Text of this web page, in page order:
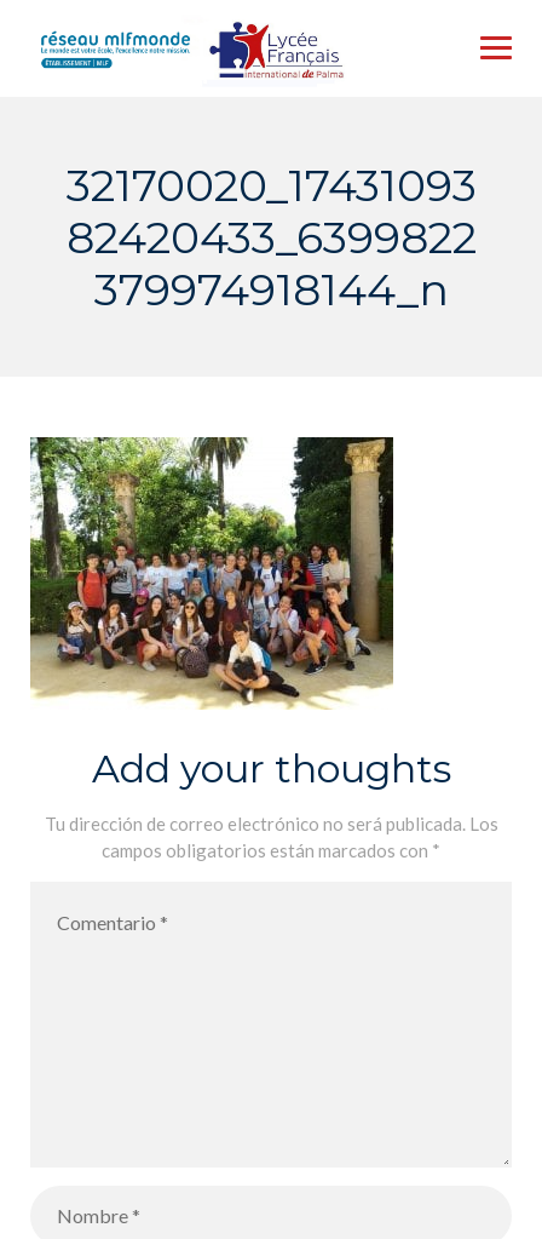
content
32170020_17431093
82420433_6399822
379974918144_n
Add your thoughts
Tu dirección de correo electrónico no será publicada. Los
campos obligatorios están marcados con *